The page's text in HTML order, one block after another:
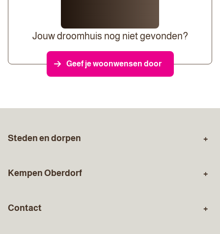
Jouw droomhuis nog niet gevonden?
Geef je woonwensen door
Steden en dorpen
Kempen Oberdorf
Contact